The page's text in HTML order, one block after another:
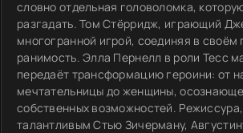
словно отдельная головоломка,
разгадать. Том Стёрридж, играющий
многогранной игрой, соединяя в своём
ранимость. Элла Пернелл в роли Тесс
передаёт трансформацию героини: от
мечтательницы до женщины,
собственных возможностей.
талантливым Стью Зичерману,